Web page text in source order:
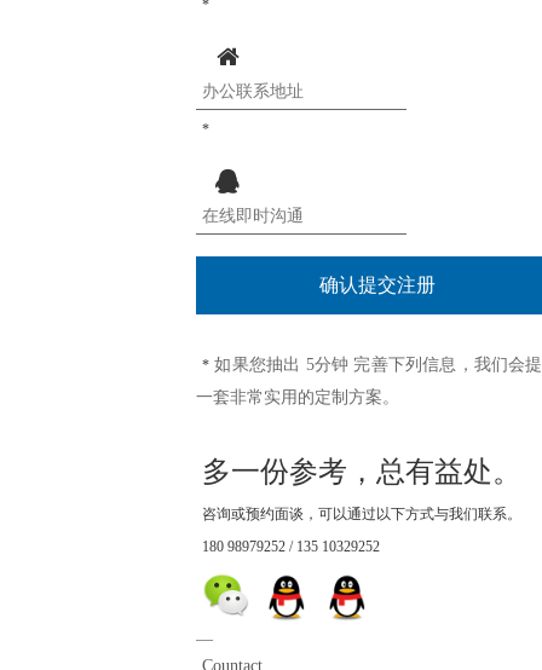
*
*
* 如果您抽出 5分钟 完善下列信息，我们会
一套非常实用的定制方案。
1、只需要开通模版，我熟
多一份参考，总有益处。
咨询或预约面谈，可以通过以下方式与我们联系。
180 98979252 / 135 10329252
—
Countact.